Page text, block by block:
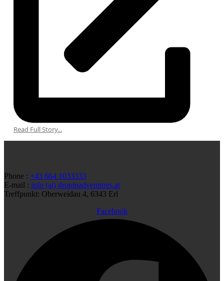
Read Full Story...
Phone : +43 664 1033333
E-mail : info (at) dropinadventures.at
Treffpunkt: Oberweidau 4, 6343 Erl
Facebook